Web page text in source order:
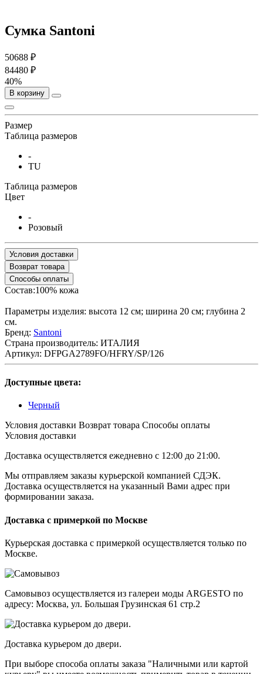
Сумка Santoni
50688 ₽
84480 ₽
40%
В корзину
Размер
Таблица размеров
-
TU
Таблица размеров
Цвет
-
Розовый
Условия доставки
Возврат товара
Способы оплаты
Состав:100% кожа
Параметры изделия: высота 12 см; ширина 20 см; глубина 2
см.
Бренд: Santoni
Страна производитель: ИТАЛИЯ
Артикул: DFPGA2789FO/HFRY/SP/126
Доступные цвета:
Черный
Условия доставки Возврат товара Cпособы оплаты
Условия доставки
Доставка осуществляется ежедневно с 12:00 до 21:00.
Мы отправляем заказы курьерской компанией СДЭК.
Доставка осуществляется на указанный Вами адрес при
формировании заказа.
Доставка с примеркой по Москве
Курьерская доставка с примеркой осуществляется только по
Москве.
Самовывоз осуществляется из галереи моды ARGESTO по
адресу: Москва, ул. Большая Грузинская 61 стр.2
Доставка курьером до двери.
При выборе способа оплаты заказа "Наличными или картой